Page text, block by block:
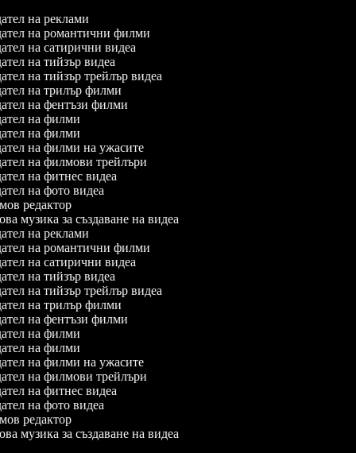
на реклами
на романтични филми
на сатирични видеа
на тийзър видеа
на тийзър трейлър видеа
на трилър филми
на фентъзи филми
на филми
на филми
на филми на ужасите
на филмови трейлъри
на фитнес видеа
на фото видеа
редактор
музика за създаване на видеа
на реклами
на романтични филми
на сатирични видеа
на тийзър видеа
на тийзър трейлър видеа
на трилър филми
на фентъзи филми
на филми
на филми
на филми на ужасите
на филмови трейлъри
на фитнес видеа
на фото видеа
редактор
музика за създаване на видеа